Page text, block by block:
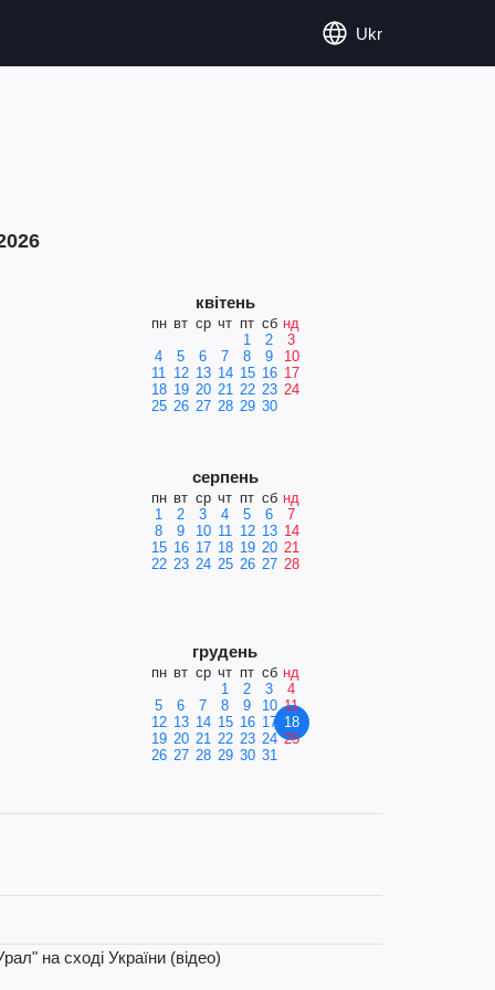
Ukr
квітень
пн вт ср чт пт сб нд
1
2
3
4
5 6 7 8 9
10
11 12 13 14 15 16 17
18 19 20 21 22 23 24
25 26 27 28 29 30
серпень
пн вт ср чт пт сб нд
1
2 3 4 5 6
7
8
9 10 11 12 13 14
15 16 17 18 19 20 21
22 23 24 25 26 27 28
грудень
пн вт ср чт пт сб нд
1
2 3
4
5
6 7 8 9 10 11
12 13 14 15 16 17 18
19 20 21 22 23 24 25
26 27 28 29 30 31
на сході України (відео)